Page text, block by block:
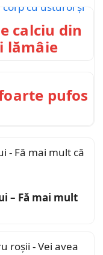
calciu din
lămâie
foarte pufos
– Fă mai mult